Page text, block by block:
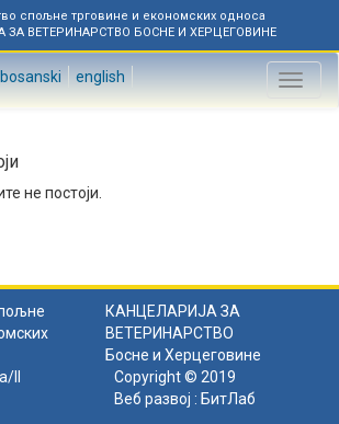
спољне трговине и економских односа
ЗА ВЕТЕРИНАРСТВО БОСНЕ И ХЕРЦЕГОВИНЕ
bosanski english
Toggle
не постоји.
КАНЦЕЛАРИЈА ЗА
ВЕТЕРИНАРСТВО
Босне и Херцеговине
II
Copyright © 2019
Веб развој : БитЛаб